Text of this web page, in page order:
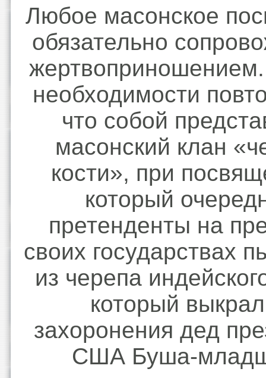
Любое масонское
обязательно
необходимости
что собой
масонский клан
кости», при
который
претенденты на
своих государствах
из черепа
который
захоронения дед
США Буша-